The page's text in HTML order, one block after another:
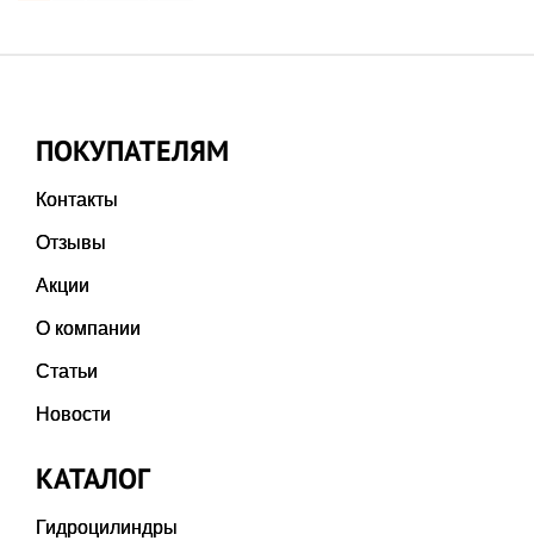
ПОКУПАТЕЛЯМ
Контакты
Отзывы
Акции
О компании
Статьи
Новости
КАТАЛОГ
Гидроцилиндры